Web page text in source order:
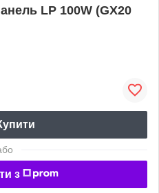
LP 100W (GX20
з